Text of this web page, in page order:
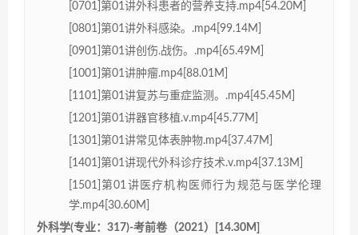
[0701]第01讲外科患者的营养支持.mp4[54.20M]
[0801]第01讲外科感染。.mp4[99.14M]
[0901]第01讲创伤.战伤。.mp4[65.49M]
[1001]第01讲肿瘤.mp4[88.01M]
[1101]第01讲复苏与重症监测。.mp4[45.45M]
[1201]第01讲器官移植.v.mp4[45.77M]
[1301]第01讲常见体表肿物.mp4[37.47M]
[1401]第01讲现代外科诊疗技术.v.mp4[37.13M]
[1501]第01讲医疗机构医师行为规范与医学伦理
学.mp4[30.60M]
外科学(专业：317)-考前卷（2021）[14.30M]